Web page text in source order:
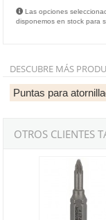
Las opciones
disponemos en stock para
DESCUBRE MÁS
Puntas para
OTROS CLIENTES
Punta de atornillar